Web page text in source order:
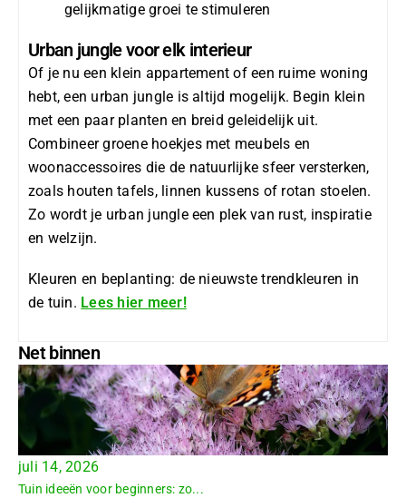
gelijkmatige groei te stimuleren
Urban jungle voor elk interieur
Of je nu een klein appartement of een ruime woning
hebt, een urban jungle is altijd mogelijk. Begin klein
met een paar planten en breid geleidelijk uit.
Combineer groene hoekjes met meubels en
woonaccessoires die de natuurlijke sfeer versterken,
zoals houten tafels, linnen kussens of rotan stoelen.
Zo wordt je urban jungle een plek van rust, inspiratie
en welzijn.
Kleuren en beplanting: de nieuwste trendkleuren in
de tuin. Lees hier meer!
Net binnen
juli 14, 2026
Tuin ideeën voor beginners: zo...